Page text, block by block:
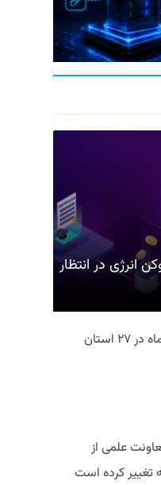
انرژی در انتظار
گزارش شاپرک: تعداد تراکنش‌های تیر ماه در ۲۷ استان‌
علمی از
کرده است